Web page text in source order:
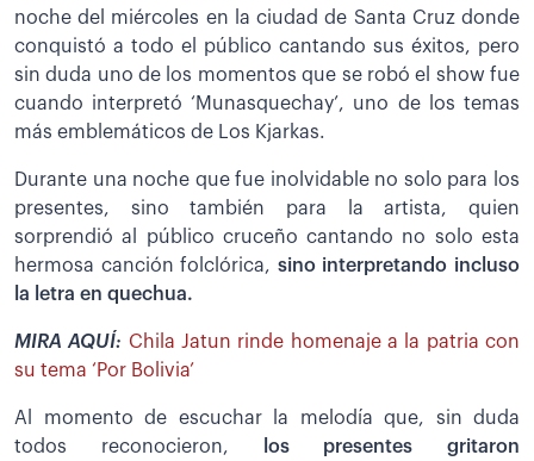
noche del miércoles en la ciudad de Santa Cruz donde
conquistó a todo el público cantando sus éxitos, pero
sin duda uno de los momentos que se robó el show fue
cuando interpretó ‘Munasquechay’, uno de los temas
más emblemáticos de Los Kjarkas.
Durante una noche que fue inolvidable no solo para los
presentes, sino también para la artista, quien
sorprendió al público cruceño cantando no solo esta
hermosa canción folclórica, sino interpretando incluso
la letra en quechua.
MIRA AQUÍ: Chila Jatun rinde homenaje a la patria con
su tema ‘Por Bolivia’
Al momento de escuchar la melodía que, sin duda
todos reconocieron,
los presentes gritaron